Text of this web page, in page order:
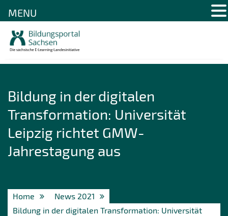
Bildung in der digitalen
Transformation: Universität
Leipzig richtet GMW-
Jahrestagung aus
Home
News 2021
Bildung in der digitalen Transformation: Universität
MENU